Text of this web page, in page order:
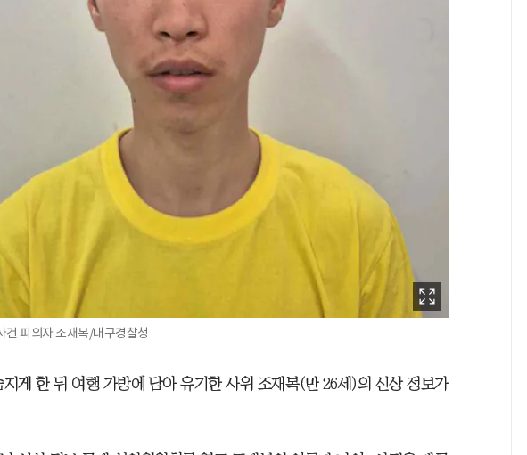
건 피의자 조재복/대구경찰청
게 한 뒤 여행 가방에 담아 유기한 사위 조재복(만 26세)의 신상 정보가